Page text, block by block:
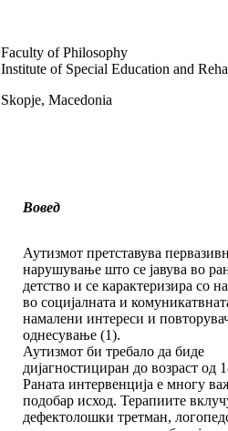
Faculty of Philosophy
Institute of Special Education and
Skopje, Macedonia
Вовед
Аутизмот претставува
нарушување што се јавува во
детство и се карактеризира со
во социјалната и
намалени интереси и
однесување (1).
Аутизмот би требало да биде
дијагностициран до возраст од
Раната интервенција е многу
подобар исход. Терапиите
дефектолошки третман,